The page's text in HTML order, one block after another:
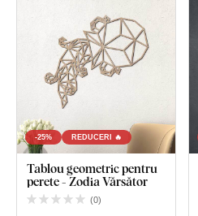
-25% REDUCERI 🔥
Tablou geometric pentru
perete - Zodia Vărsător
(0)